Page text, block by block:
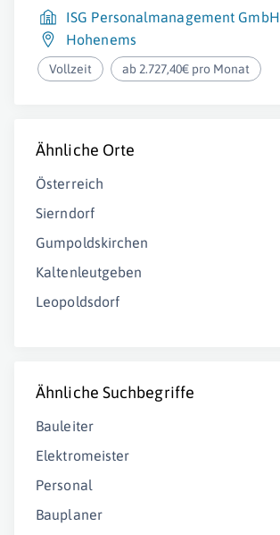
ISG Personalmanagement GmbH
Hohenems
Vollzeit ab 2.727,40€ pro Monat
Ähnliche Orte
Österreich
Sierndorf
Gumpoldskirchen
Kaltenleutgeben
Leopoldsdorf
Ähnliche Suchbegriffe
Bauleiter
Elektromeister
Personal
Bauplaner